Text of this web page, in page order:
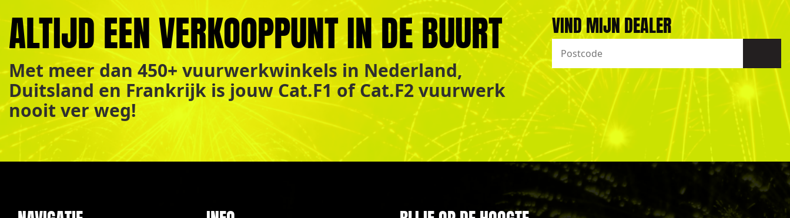
ALTIJD EEN VERKOOPPUNT IN DE BUURT
Met meer dan 450+ vuurwerkwinkels in Nederland,
Duitsland en Frankrijk is jouw Cat.F1 of Cat.F2 vuurwerk
nooit ver weg!
VIND MIJN DEALER